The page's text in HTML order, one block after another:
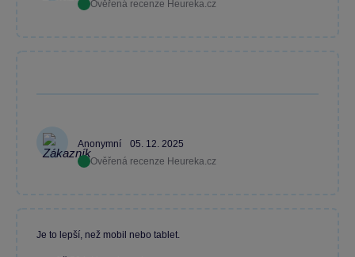
Ověřená recenze Heureka.cz
Anonymní
05. 12. 2025
Ověřená recenze Heureka.cz
Je to lepší, než mobil nebo tablet.